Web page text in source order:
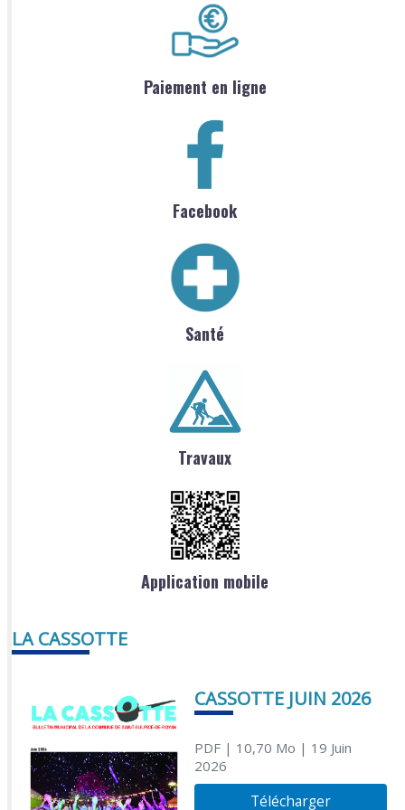
Paiement en ligne
Facebook
Santé
Travaux
Application mobile
LA CASSOTTE
CASSOTTE JUIN 2026
PDF| 10,70 Mo | 19 Juin
2026
Télécharger